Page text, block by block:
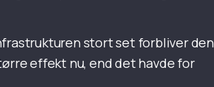
stort set forbliver den
effekt nu, end det havde for